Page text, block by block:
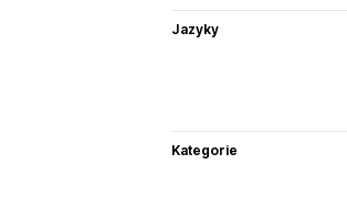
Jazyky
Kategorie